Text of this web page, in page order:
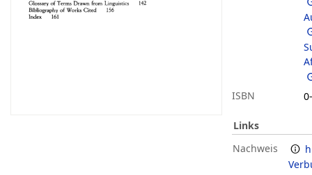
ISBN
Links
Nachweis